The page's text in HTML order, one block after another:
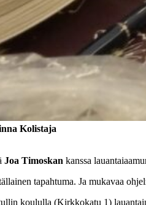
Kolistaja
Joa Timoskan kanssa
tapahtuma. Ja mukavaa
koululla (Kirkkokatu 1)